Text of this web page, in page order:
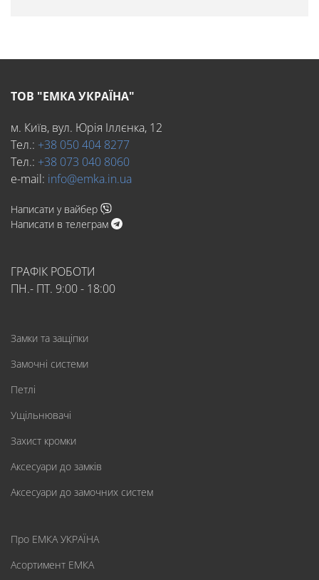
ТОВ "ЕМКА УКРАЇНА"
м. Київ, вул. Юрія Іллєнка, 12
Тел.: +38 050 404 8277
Тел.: +38 073 040 8060
e-mail: info@emka.in.ua
Написати у вайбер
Написати в телеграм
ГРАФІК РОБОТИ
ПН.- ПТ. 9:00 - 18:00
Замки та защіпки
Замочні системи
Петлі
Ущільнювачі
Захист кромки
Аксесуари до замків
Аксесуари до замочних систем
Про ЕМКА УКРАЇНА
Асортимент ЕМКА